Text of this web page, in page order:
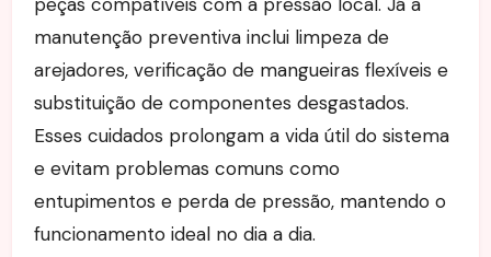
manutenção preventiva inclui limpeza de
arejadores, verificação de mangueiras flexíveis e
substituição de componentes desgastados.
Esses cuidados prolongam a vida útil do sistema
e evitam problemas comuns como
entupimentos e perda de pressão, mantendo o
funcionamento ideal no dia a dia.